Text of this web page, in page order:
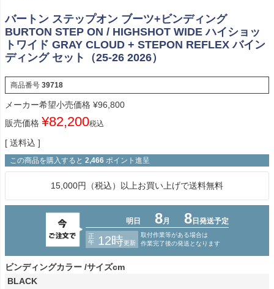
バートン ステップオン ブーツ+ビンディング
BURTON STEP ON / HIGHSHOT WIDE ハイショッ
トワイド GRAY CLOUD + STEPON REFLEX バイン
ディング セット（25-26 2026）
商品番号 39718
メーカー希望小売価格 ¥96,800
販売価格 ¥82,200税込
送料込
この商品を購入すると 2,466 ポイント進呈
15,000円（税込）以上お買い上げで送料無料
ビンディングカラー サイズcm
BLACK